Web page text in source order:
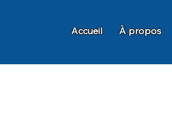
Accueil À propos